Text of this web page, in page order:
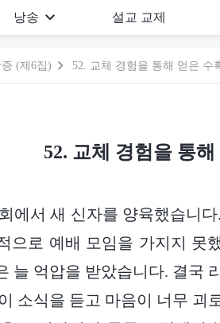
낭송 설교 교제
(제6집) 52. 교체 경험을 통해 얻은 수
52. 교체 경험을 통
에서 새 신자를 양육했습니
으로 예배 모임을 가지지 못
늘 억압을 받았습니다. 결국
소식을 듣고 마음이 너무 괴